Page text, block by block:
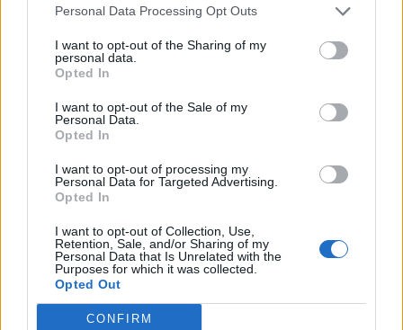
Personal Data Processing Opt Outs
I want to opt-out of the Sharing of my
personal data.
Opted In
I want to opt-out of the Sale of my
Personal Data.
Opted In
I want to opt-out of processing my
Personal Data for Targeted Advertising.
Opted In
I want to opt-out of Collection, Use,
Retention, Sale, and/or Sharing of my
Personal Data that Is Unrelated with the
Purposes for which it was collected.
Opted Out
CONFIRM
PIÙ LETTI OGGI
Amichevole Ossese: 3-1 al Cagliari Primavera,
doppietta di Tapparello
8 Ago 2026